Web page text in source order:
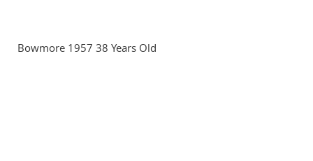
Bowmore 1957 38 Years Old